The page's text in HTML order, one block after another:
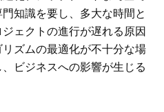
知識を要し、多大な時間と
ェクトの進行が遅れる原因
ズムの最適化が不十分な場
ビジネスへの影響が生じる